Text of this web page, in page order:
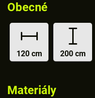
Obecné
120 cm 200 cm
Materiály